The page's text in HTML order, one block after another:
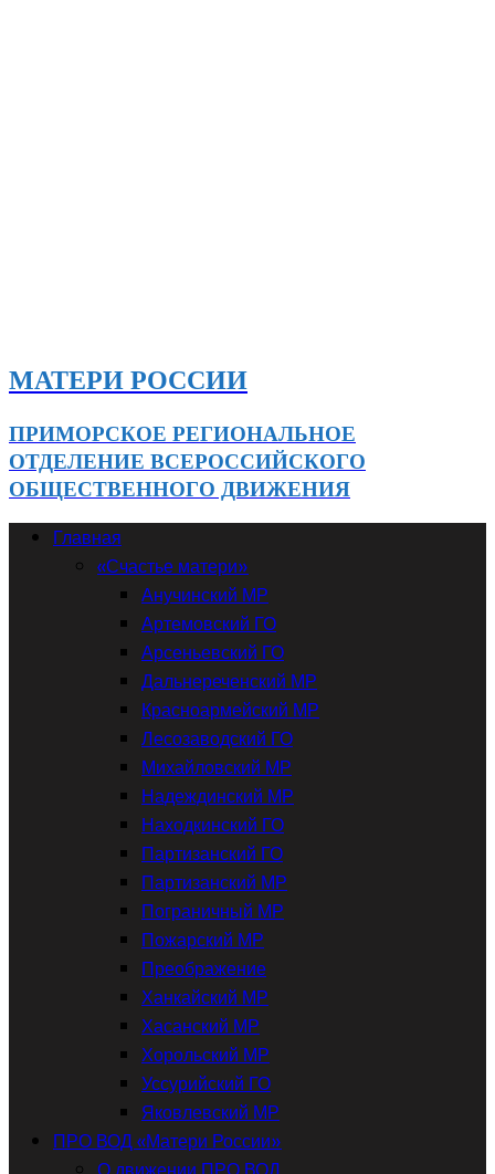
МАТЕРИ РОССИИ
ПРИМОРСКОЕ РЕГИОНАЛЬНОЕ
ОТДЕЛЕНИЕ ВСЕРОССИЙСКОГО
ОБЩЕСТВЕННОГО ДВИЖЕНИЯ
Главная
«Счастье матери»
Анучинский МР
Артемовский ГО
Арсеньевский ГО
Дальнереченский МР
Красноармейский МР
Лесозаводский ГО
Михайловский МР
Надеждинский МР
Находкинский ГО
Партизанский ГО
Партизанский МР
Пограничный МР
Пожарский МР
Преображение
Ханкайский МР
Хасанский МР
Хорольский МР
Уссурийский ГО
Яковлевский МР
ПРО ВОД «Матери России»